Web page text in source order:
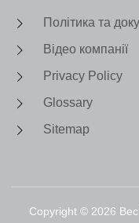
Політика та
Відео компанії
Privacy Policy
Glossary
Sitemap
Copyright © 2026